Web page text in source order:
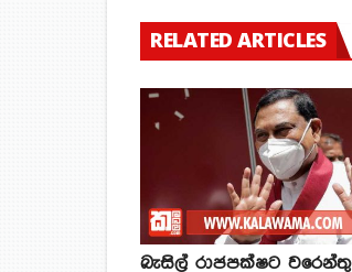
RELATED ARTICLES
බැසිල් රාජපක්ෂට වරෙන්තු